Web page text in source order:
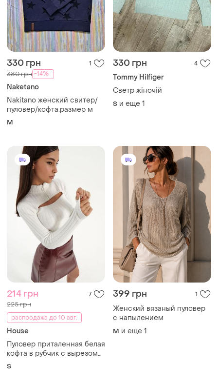
330 грн 1
380 грн -14%
Naketano
Nakitano женский свитер/
пуловер/кофта.размер м
M
330 грн 4
Tommy Hilfiger
Светр жіночій
S и еще 1
214 грн 7
225 грн
распродажа до 10 авг.
House
Пуловер приталенная белая
кофта в рубчик с вырезом
размер s
S
399 грн 1
Женский вязаный пуловер
с напылением
M и еще 1